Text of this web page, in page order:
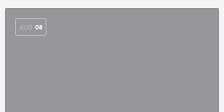
AUG 08